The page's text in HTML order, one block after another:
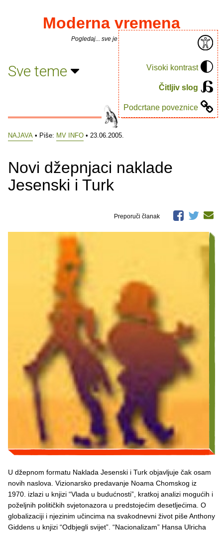
Visoki kontrast
Čitljiv slog
Podcrtane poveznice
Moderna vremena
Pogledaj... sve je puno knjiga.
Sve teme
NAJAVA • Piše: MV INFO • 23.06.2005.
Novi džepnjaci naklade
Jesenski i Turk
Preporuči članak
U džepnom formatu Naklada Jesenski i Turk objavljuje čak osam
novih naslova. Vizionarsko predavanje Noama Chomskog iz
1970. izlazi u knjizi “Vlada u budućnosti”, kratkoj analizi mogućih i
poželjnih političkih svjetonazora u predstojećim desetljećima. O
globalizaciji i njezinim učincima na svakodnevni život piše Anthony
Giddens u knjizi “Odbjegli svijet”. “Nacionalizam” Hansa Ulricha